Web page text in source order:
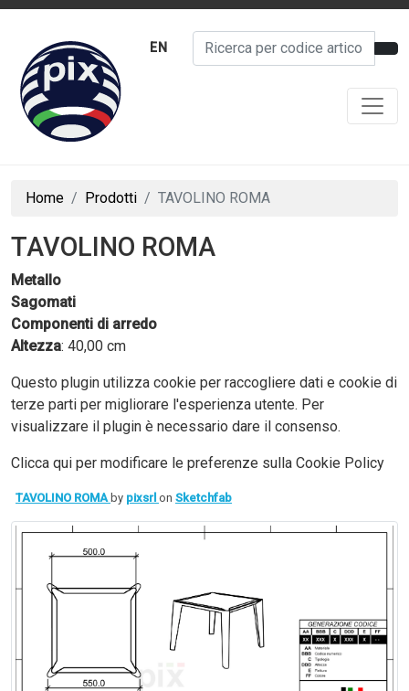
EN
Home Prodotti TAVOLINO ROMA
TAVOLINO ROMA
Metallo
Sagomati
Componenti di arredo
Altezza: 40,00 cm
Questo plugin utilizza cookie per raccogliere dati e cookie di
terze parti per migliorare l'esperienza utente. Per
visualizzare il plugin è necessario dare il consenso.
Clicca qui per modificare le preferenze sulla Cookie Policy
TAVOLINO ROMA by pixsrl on Sketchfab